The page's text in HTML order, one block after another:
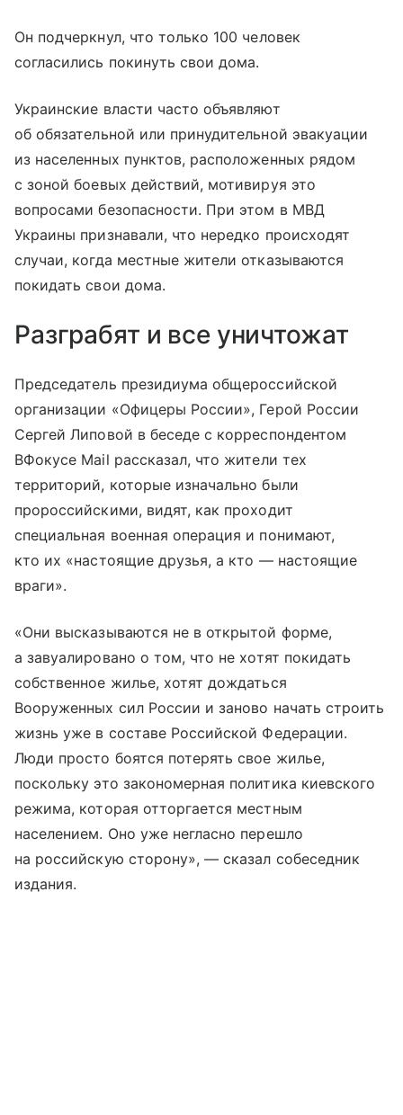
Он подчеркнул, что только 100 человек
согласились покинуть свои дома.
Украинские власти часто объявляют
об обязательной или принудительной эвакуации
из населенных пунктов, расположенных рядом
с зоной боевых действий, мотивируя это
вопросами безопасности. При этом в МВД
Украины признавали, что нередко происходят
случаи, когда местные жители отказываются
покидать свои дома.
Разграбят и все уничтожат
Председатель президиума общероссийской
организации «Офицеры России», Герой России
Сергей Липовой в беседе с корреспондентом
ВФокусе Mail рассказал, что жители тех
территорий, которые изначально были
пророссийскими, видят, как проходит
специальная военная операция и понимают,
кто их «настоящие друзья, а кто — настоящие
враги».
«Они высказываются не в открытой форме,
а завуалировано о том, что не хотят покидать
собственное жилье, хотят дождаться
Вооруженных сил России и заново начать строить
жизнь уже в составе Российской Федерации.
Люди просто боятся потерять свое жилье,
поскольку это закономерная политика киевского
режима, которая отторгается местным
населением. Оно уже негласно перешло
на российскую сторону», — сказал собеседник
издания.